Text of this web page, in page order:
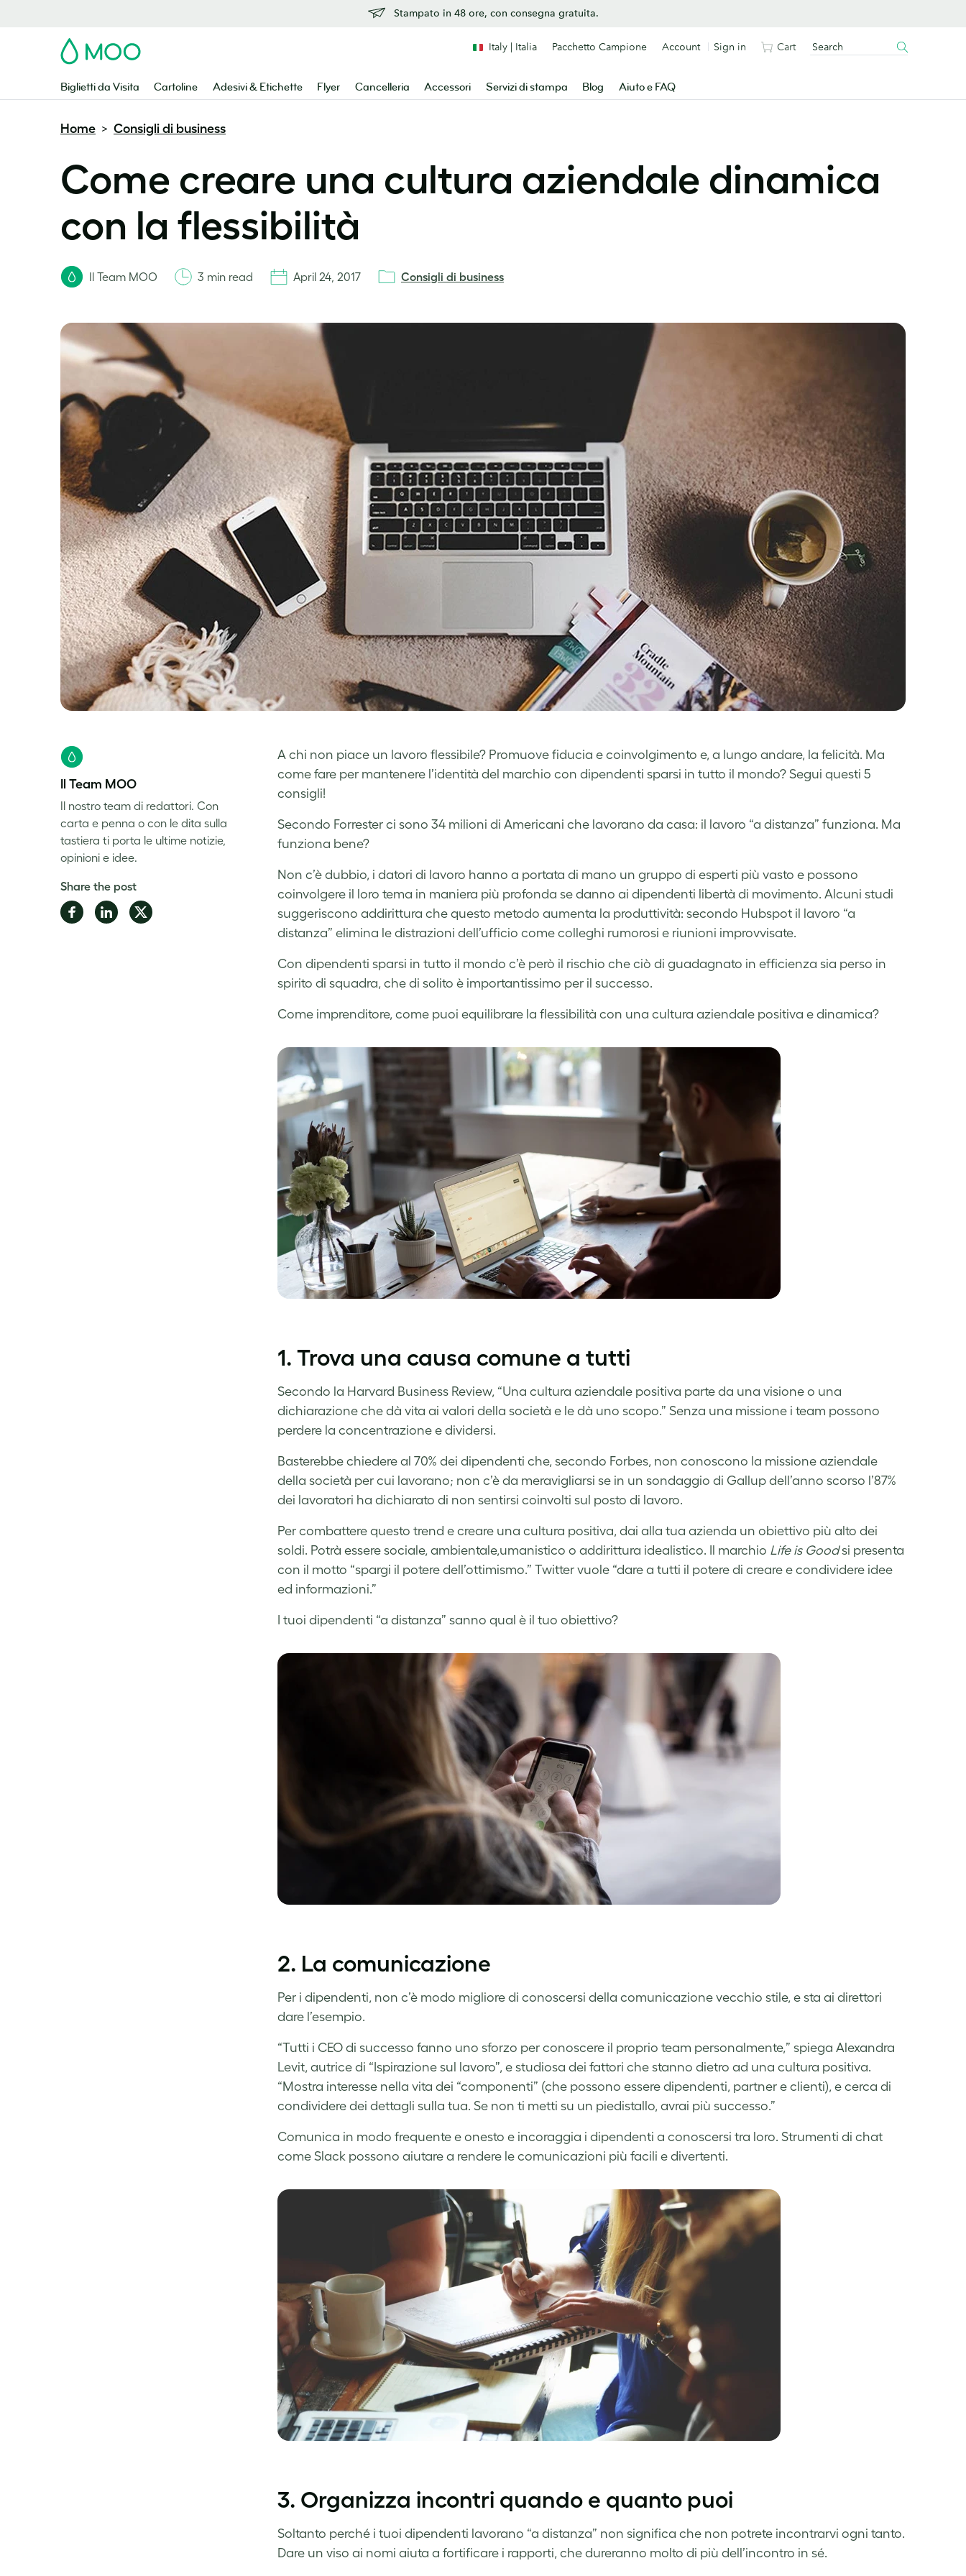
Stampato in 48 ore, con consegna gratuita.
MOO
Biglietti da Visita Cartoline Adesivi & Etichette Flyer Cancelleria Accessori Servizi di stampa Blog Aiuto e FAQ
Italy | Italia Pacchetto Campione Account Sign in Cart
Home > Consigli di business
Come creare una cultura aziendale dinamica
con la flessibilità
Il Team MOO 3 min read April 24, 2017 Consigli di business
A chi non piace un lavoro flessibile? Promuove fiducia e coinvolgimento e, a lungo andare, la felicità. Ma
come fare per mantenere l’identità del marchio con dipendenti sparsi in tutto il mondo? Segui questi 5
consigli!
Secondo Forrester ci sono 34 milioni di Americani che lavorano da casa: il lavoro “a distanza” funziona. Ma
funziona bene?
Non c’è dubbio, i datori di lavoro hanno a portata di mano un gruppo di esperti più vasto e possono
coinvolgere il loro tema in maniera più profonda se danno ai dipendenti libertà di movimento. Alcuni studi
suggeriscono addirittura che questo metodo aumenta la produttività: secondo Hubspot il lavoro “a
distanza” elimina le distrazioni dell’ufficio come colleghi rumorosi e riunioni improvvisate.
Con dipendenti sparsi in tutto il mondo c’è però il rischio che ciò di guadagnato in efficienza sia perso in
spirito di squadra, che di solito è importantissimo per il successo.
Come imprenditore, come puoi equilibrare la flessibilità con una cultura aziendale positiva e dinamica?
1. Trova una causa comune a tutti
Secondo la Harvard Business Review, “Una cultura aziendale positiva parte da una visione o una
dichiarazione che dà vita ai valori della società e le dà uno scopo.” Senza una missione i team possono
perdere la concentrazione e dividersi.
Basterebbe chiedere al 70% dei dipendenti che, secondo Forbes, non conoscono la missione aziendale
della società per cui lavorano; non c’è da meravigliarsi se in un sondaggio di Gallup dell’anno scorso l’87%
dei lavoratori ha dichiarato di non sentirsi coinvolti sul posto di lavoro.
Per combattere questo trend e creare una cultura positiva, dai alla tua azienda un obiettivo più alto dei
soldi. Potrà essere sociale, ambientale,umanistico o addirittura idealistico. Il marchio Life is Goodsi presenta
con il motto “spargi il potere dell’ottimismo.” Twitter vuole “dare a tutti il potere di creare e condividere idee
ed informazioni.”
I tuoi dipendenti “a distanza” sanno qual è il tuo obiettivo?
2. La comunicazione
Per i dipendenti, non c’è modo migliore di conoscersi della comunicazione vecchio stile, e sta ai direttori
dare l’esempio.
“Tutti i CEO di successo fanno uno sforzo per conoscere il proprio team personalmente,” spiega Alexandra
Levit, autrice di “Ispirazione sul lavoro”, e studiosa dei fattori che stanno dietro ad una cultura positiva.
“Mostra interesse nella vita dei “componenti” (che possono essere dipendenti, partner e clienti), e cerca di
condividere dei dettagli sulla tua. Se non ti metti su un piedistallo, avrai più successo.”
Comunica in modo frequente e onesto e incoraggia i dipendenti a conoscersi tra loro. Strumenti di chat
come Slack possono aiutare a rendere le comunicazioni più facili e divertenti.
3. Organizza incontri quando e quanto puoi
Soltanto perché i tuoi dipendenti lavorano “a distanza” non significa che non potrete incontrarvi ogni tanto.
Dare un viso ai nomi aiuta a fortificare i rapporti, che dureranno molto di più dell’incontro in sé.
Il Team MOO
Il nostro team di redattori. Con
carta e penna o con le dita sulla
tastiera ti porta le ultime notizie,
opinioni e idee.
Share the post
Share Share Share